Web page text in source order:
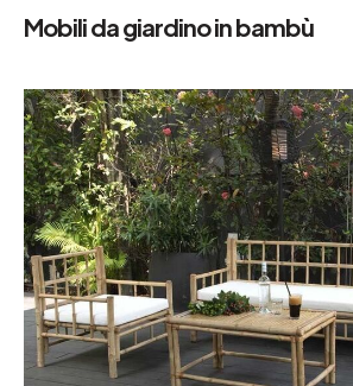
Mobili da giardino in bambù